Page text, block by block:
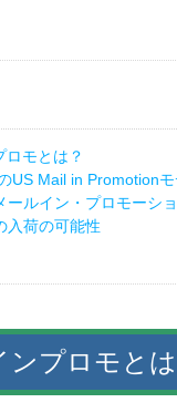
ロモとは？
US Mail in Promotion
ールイン・プロモーシ
入荷の可能性
ンプロモとは